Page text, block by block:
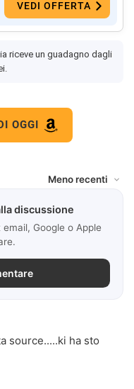
VEDI OFFERTA
riceve un guadagno dagli
OGGI
discussione
Google o Apple
source.....ki ha sto